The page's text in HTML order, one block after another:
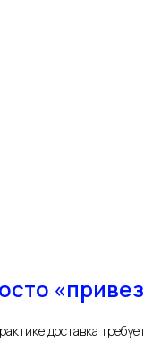
доставка